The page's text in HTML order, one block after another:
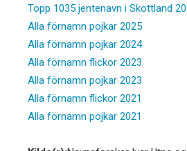
Topp 1035 jentenavn i Skottland
Alla förnamn pojkar 2025
Alla förnamn pojkar 2024
Alla förnamn flickor 2023
Alla förnamn pojkar 2023
Alla förnamn flickor 2021
Alla förnamn pojkar 2021